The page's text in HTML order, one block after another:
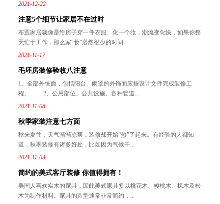
2021-12-22
注意5个细节让家居不在过时
布置家居就像是给房子穿一件衣服、化一个妆，潮流变化快，如果你整
天忙于工作，那么家“妆”必然很少的时间...
2021-11-17
毛坯房装修验收八注意
1、全部外饰面，包括阳台、雨罩的外饰面应按设计文件完成装修工
程。 2、公用部位、公共设施、各种管道...
2021-11-08
秋季家装注意七方面
秋来夏往，天气渐渐凉爽，装修却开始“热”了起来。有经验的人都知
道，秋季装修有诸多好处，比如因为气候干...
2021-11-03
简约的美式客厅装修 你值得拥有！
美国人喜欢实木的家具，因此美式家具多以桃花木、樱桃木、枫木及松
木为制作材料。家具的造型通常非常简约，...